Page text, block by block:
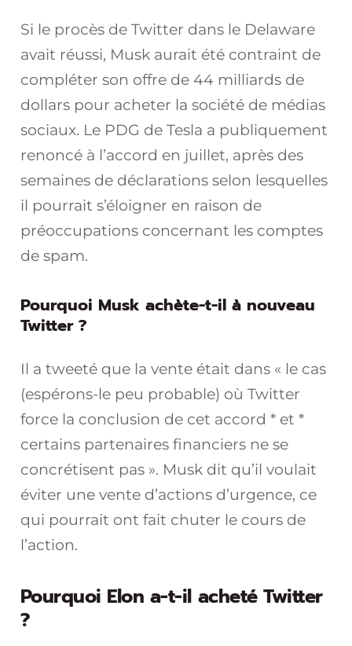
Si le procès de Twitter dans le Delaware
avait réussi, Musk aurait été contraint de
compléter son offre de 44 milliards de
dollars pour acheter la société de médias
sociaux. Le PDG de Tesla a publiquement
renoncé à l’accord en juillet, après des
semaines de déclarations selon lesquelles
il pourrait s’éloigner en raison de
préoccupations concernant les comptes
de spam.
Pourquoi Musk achète-t-il à nouveau
Twitter ?
Il a tweeté que la vente était dans « le cas
(espérons-le peu probable) où Twitter
force la conclusion de cet accord * et *
certains partenaires financiers ne se
concrétisent pas ». Musk dit qu’il voulait
éviter une vente d’actions d’urgence, ce
qui pourrait ont fait chuter le cours de
l’action.
Pourquoi Elon a-t-il acheté Twitter
?